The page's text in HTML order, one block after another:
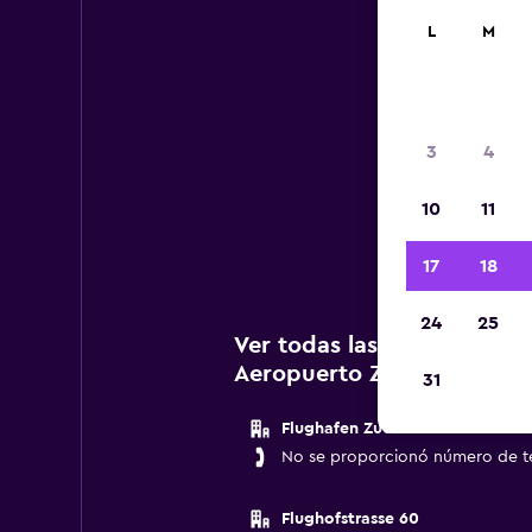
A
Ver todas las agencias de
Aeropuerto Zúrich
Flughafen Zuerich
No se proporcionó número de
Flughofstrasse 60
L M
3 4
10 11
17 18
24 25
31